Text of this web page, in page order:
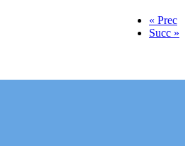
« Prec
Succ »